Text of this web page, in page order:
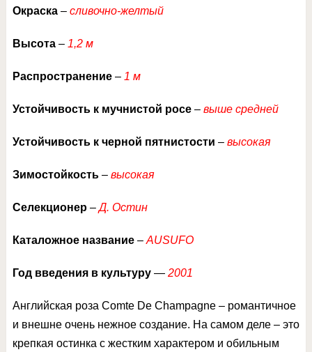
Окраска–сливочно-желтый
Высота–1,2 м
Распространение–1 м
Устойчивость к мучнистой росе – выше средней
Устойчивость к черной пятнистости –высокая
Зимостойкость–высокая
Селекционер–Д. Остин
Каталожное название– AUSUFO
Год введения в культуру— 2001
Английская роза Comte De Champagne – романтичное
и внешне очень нежное создание. На самом деле – это
крепкая остинка с жестким характером и обильным